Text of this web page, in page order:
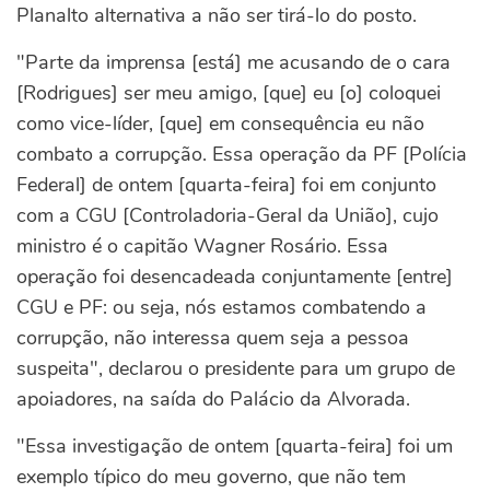
Planalto alternativa a não ser tirá-lo do posto.
"Parte da imprensa [está] me acusando de o cara
[Rodrigues] ser meu amigo, [que] eu [o] coloquei
como vice-líder, [que] em consequência eu não
combato a corrupção. Essa operação da PF [Polícia
Federal] de ontem [quarta-feira] foi em conjunto
com a CGU [Controladoria-Geral da União], cujo
ministro é o capitão Wagner Rosário. Essa
operação foi desencadeada conjuntamente [entre]
CGU e PF: ou seja, nós estamos combatendo a
corrupção, não interessa quem seja a pessoa
suspeita", declarou o presidente para um grupo de
apoiadores, na saída do Palácio da Alvorada.
"Essa investigação de ontem [quarta-feira] foi um
exemplo típico do meu governo, que não tem